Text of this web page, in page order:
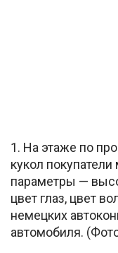
1. На этаже по
кукол
параметры —
цвет глаз, цвет
немецких
автомобиля.